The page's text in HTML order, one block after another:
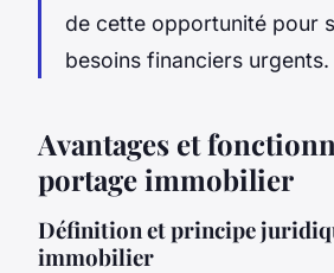
de cette opportunité pour
besoins financiers urgents.
Avantages et
portage immobilier
Définition et principe
immobilier